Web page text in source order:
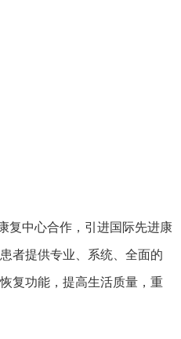
复中心合作，引进国际先进康
者提供专业、系统、全面的
复功能，提高生活质量，重